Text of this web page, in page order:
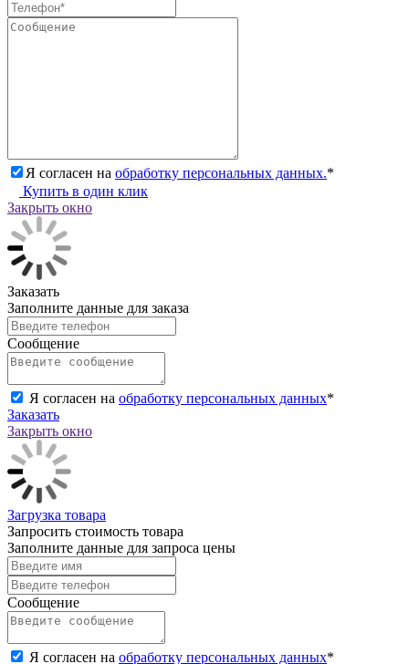
Я согласен на обработку персональных данных.*
Купить в один клик
Закрыть окно
Заказать
Заполните данные для заказа
Сообщение
Я согласен на обработку персональных данных*
Заказать
Закрыть окно
Загрузка товара
Запросить стоимость товара
Заполните данные для запроса цены
Сообщение
Я согласен на обработку персональных данных*